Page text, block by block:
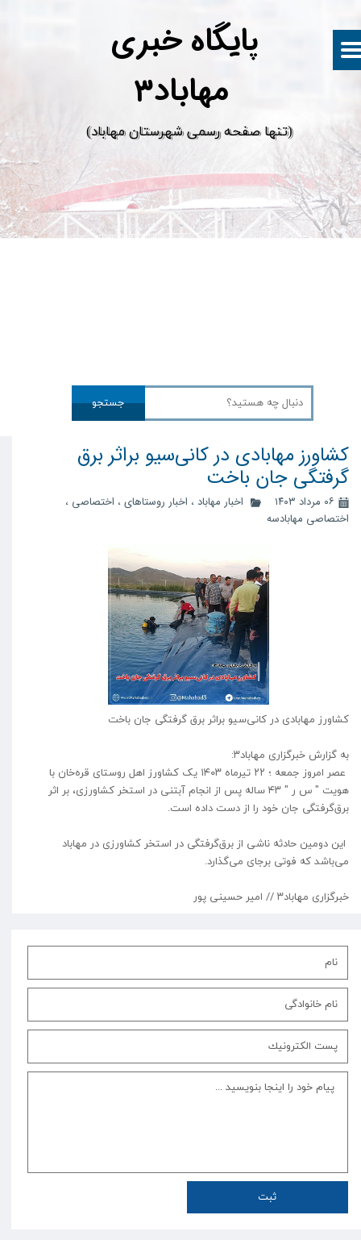
پایگاه خبری
​(تنها صفحه رسمی شهرستان مهاباد)
جستجو
کشاورز مهابادی در کانی‌سیو براثر برق
گرفتگی جان باخت
۰۶ مرداد ۱۴۰۳ اخبار مهاباد ، اخبار روستاهای ، اختصاصی ،
اختصاصی مهابادسه
کشاورز مهابادی در کانی‌سیو براثر برق گرفتگی جان باخت
به گزارش خبرگزاری مهاباد۳:
عصر امروز جمعه ؛ ۲۲ تیرماه ۱۴۰۳ یک کشاورز اهل روستای قره‌خان با
هویت " س ر " ۴۳ ساله پس از انجام آبتنی در استخر کشاورزی، بر اثر
برق‌گرفتگی جان خود را از دست داده است.
این دومین حادثه ناشی از برق‌گرفتگی در استخر کشاورزی در مهاباد
می‌باشد که فوتی برجای می‌گذارد.
خبرگزاری مهاباد۳ // امیر حسینی پور
ثبت